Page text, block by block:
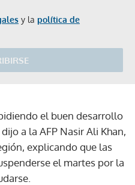
y la política de
el buen desarrollo
a la AFP Nasir Ali Khan,
explicando que las
el martes por la